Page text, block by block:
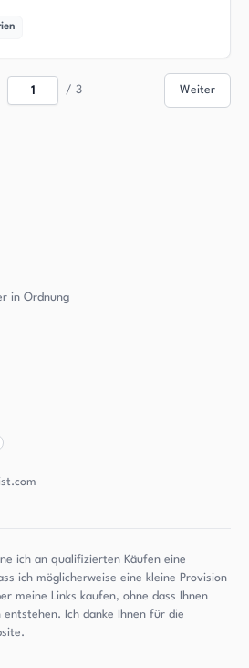
/ 3 Weiter
in Ordnung
ich an qualifizierten Käufen eine
ich möglicherweise eine kleine Provision
meine Links kaufen, ohne dass Ihnen
entstehen. Ich danke Ihnen für die